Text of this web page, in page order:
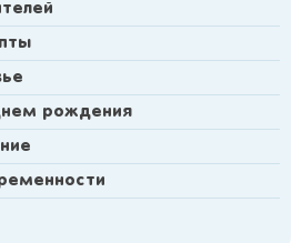
рождения